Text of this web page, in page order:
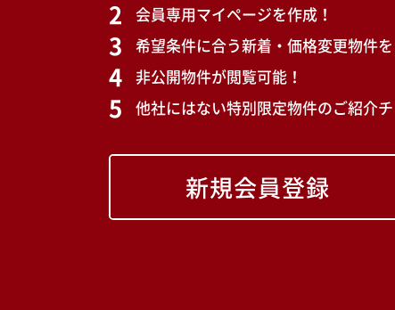
会員専用マイページを作成！
希望条件に合う新着・価格変更物件を
非公開物件が閲覧可能！
他社にはない特別限定物件のご紹介チ
新規会員登録